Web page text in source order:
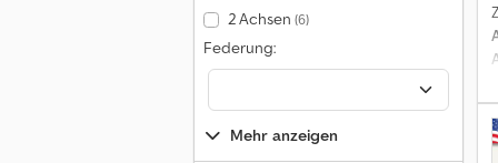
2 Achsen (6)
Federung:
Mehr anzeigen